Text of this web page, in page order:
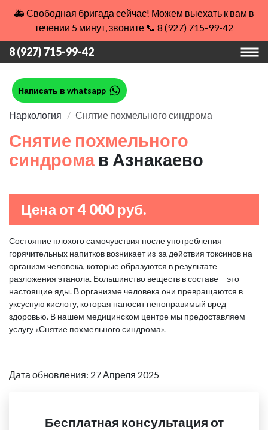
🚑 Свободная бригада сейчас! Можем выехать к вам в
течении 5 минут, звоните 📞 8 (927) 715-99-42
8 (927) 715-99-42
Написать в whatsapp
Наркология Снятие похмельного синдрома
Снятие похмельного
синдрома в Азнакаево
Цена от 4 000 руб.
Состояние плохого самочувствия после употребления
горячительных напитков возникает из-за действия токсинов на
организм человека, которые образуются в результате
разложения этанола. Большинство веществ в составе – это
настоящие яды. В организме человека они превращаются в
уксусную кислоту, которая наносит непоправимый вред
здоровью. В нашем медицинском центре мы предоставляем
услугу «Снятие похмельного синдрома».
Дата обновления: 27 Апреля 2025
Бесплатная консультация от